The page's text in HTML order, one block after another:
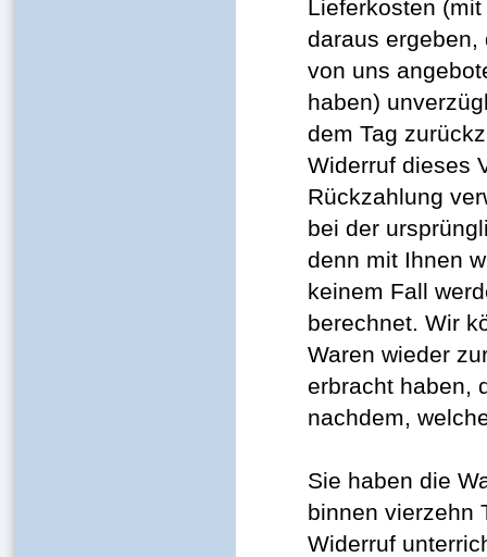
Lieferkosten
daraus ergeben,
von uns
haben)
dem Tag
Widerruf dieses
Rückzahlung
bei der
denn mit Ihnen
keinem Fall
berechnet. Wir
Waren wieder
erbracht haben,
nachdem,
Sie haben die
binnen vierzehn
Widerruf